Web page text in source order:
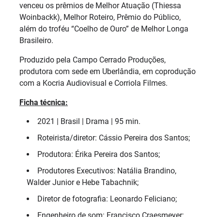
venceu os prêmios de Melhor Atuação (Thiessa
Woinbackk), Melhor Roteiro, Prêmio do Público,
além do troféu “Coelho de Ouro” de Melhor Longa
Brasileiro.
Produzido pela Campo Cerrado Produções,
produtora com sede em Uberlândia, em coprodução
com a Kocria Audiovisual e Corriola Filmes.
Ficha técnica:
2021 | Brasil | Drama | 95 min.
Roteirista/diretor: Cássio Pereira dos Santos;
Produtora: Érika Pereira dos Santos;
Produtores Executivos: Natália Brandino,
Walder Junior e Hebe Tabachnik;
Diretor de fotografia: Leonardo Feliciano;
Engenheiro de som: Francisco Craesmeyer;